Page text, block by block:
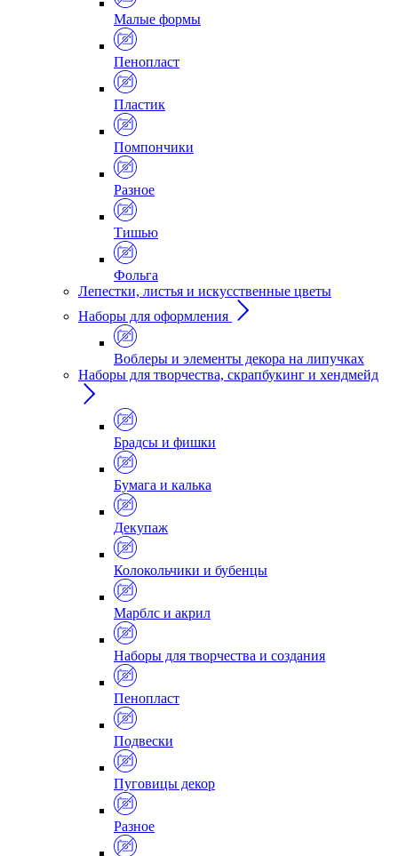
Малые формы
Пенопласт
Пластик
Помпончики
Разное
Тишью
Фольга
Лепестки, листья и искусственные цветы
Наборы для оформления
Воблеры и элементы декора на липучках
Наборы для творчества, скрапбукинг и хендмейд
Брадсы и фишки
Бумага и калька
Декупаж
Колокольчики и бубенцы
Марблс и акрил
Наборы для творчества и создания
Пенопласт
Подвески
Пуговицы декор
Разное